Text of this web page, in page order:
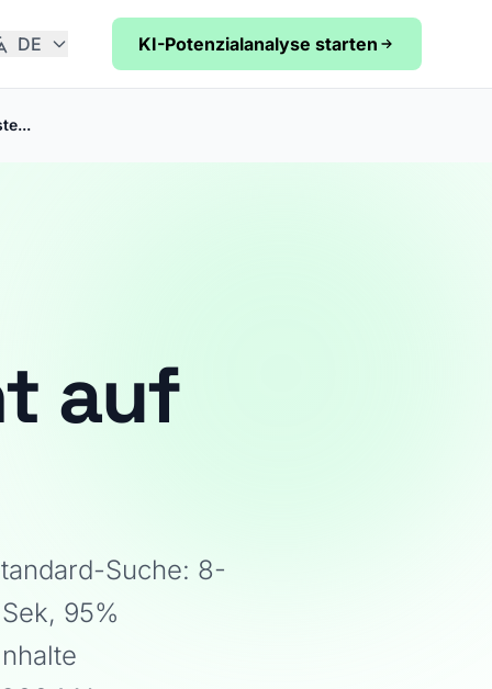
DE KI-Potenzialanalyse starten
auf
Suche: 8-
95%